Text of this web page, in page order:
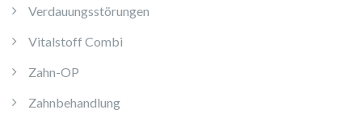
Verdauungsstörungen
Vitalstoff Combi
Zahn-OP
Zahnbehandlung